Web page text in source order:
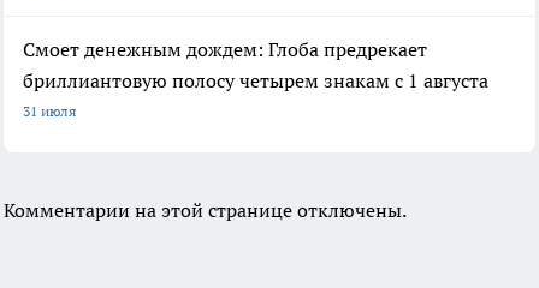
Смоет денежным дождем: Глоба предрекает
бриллиантовую полосу четырем знакам с 1 августа
31 июля
Комментарии на этой странице отключены.